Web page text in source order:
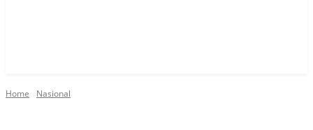
Home Nasional